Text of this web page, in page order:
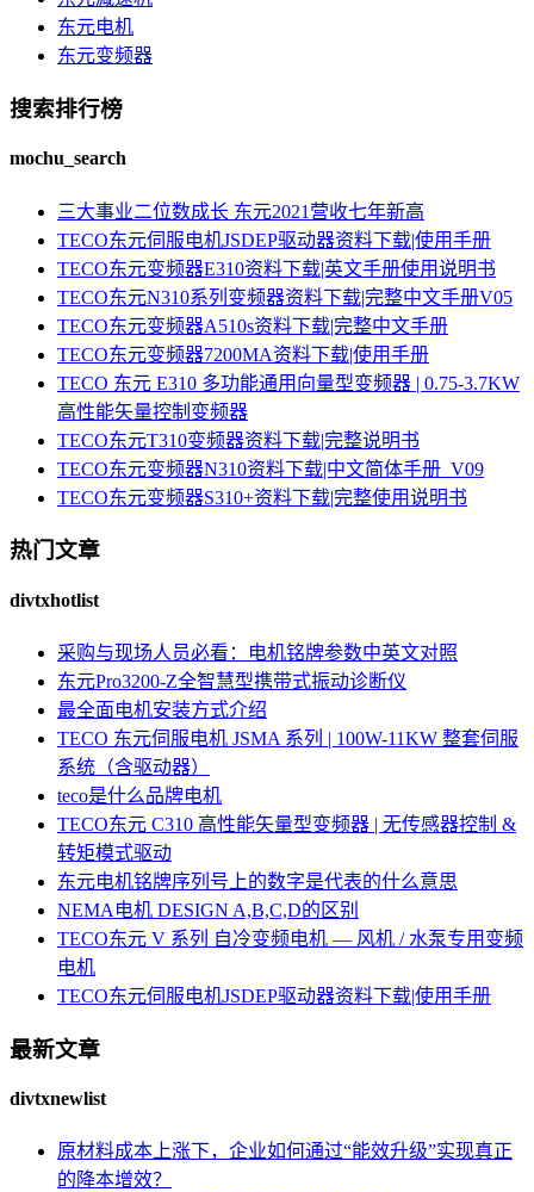
东元电机
东元变频器
搜索排行榜
mochu_search
三大事业二位数成长 东元2021营收七年新高
TECO东元伺服电机JSDEP驱动器资料下载|使用手册
TECO东元变频器E310资料下载|英文手册使用说明书
TECO东元N310系列变频器资料下载|完整中文手册V05
TECO东元变频器A510s资料下载|完整中文手册
TECO东元变频器7200MA资料下载|使用手册
TECO 东元 E310 多功能通用向量型变频器 | 0.75-3.7KW
高性能矢量控制变频器
TECO东元T310变频器资料下载|完整说明书
TECO东元变频器N310资料下载|中文简体手册_V09
TECO东元变频器S310+资料下载|完整使用说明书
热门文章
divtxhotlist
采购与现场人员必看：电机铭牌参数中英文对照
东元Pro3200-Z全智慧型携带式振动诊断仪
最全面电机安装方式介绍
TECO 东元伺服电机 JSMA 系列 | 100W-11KW 整套伺服
系统（含驱动器）
teco是什么品牌电机
TECO东元 C310 高性能矢量型变频器 | 无传感器控制 &
转矩模式驱动
东元电机铭牌序列号上的数字是代表的什么意思
NEMA电机 DESIGN A,B,C,D的区别
TECO东元 V 系列 自冷变频电机 — 风机 / 水泵专用变频
电机
TECO东元伺服电机JSDEP驱动器资料下载|使用手册
最新文章
divtxnewlist
原材料成本上涨下，企业如何通过“能效升级”实现真正
的降本增效？